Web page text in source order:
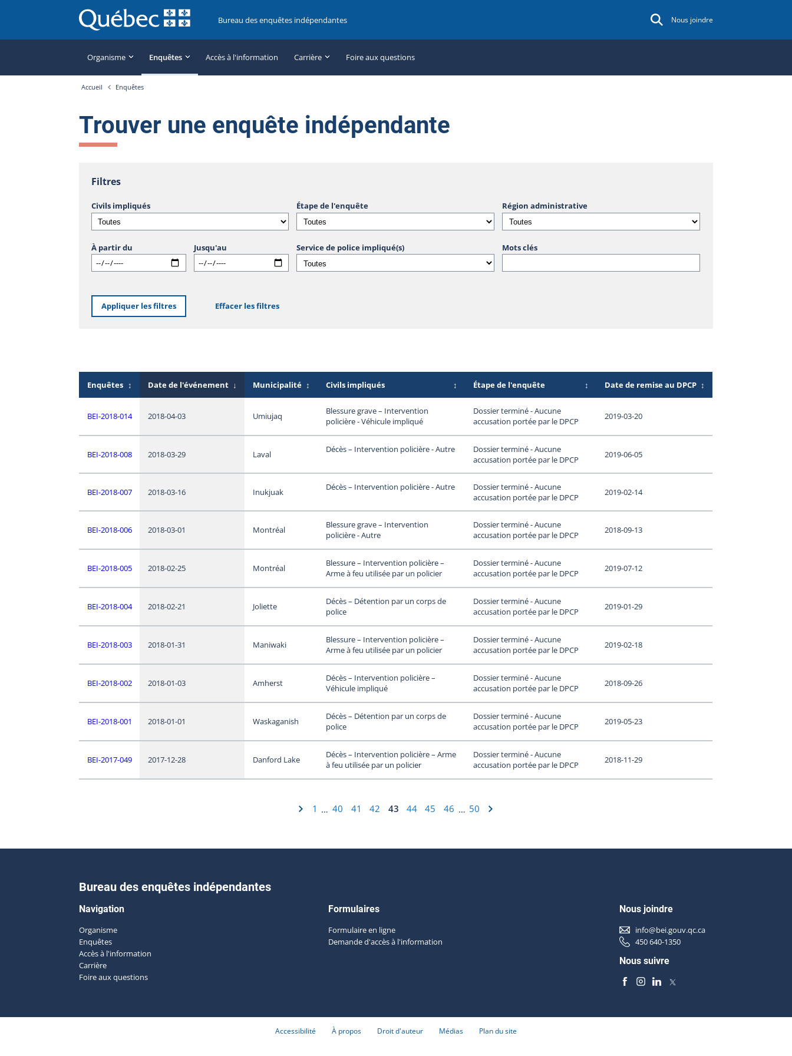
Bureau des enquêtes indépendantes Nous joindre
Organisme Enquêtes Accès à l'information Carrière Foire aux questions
Accueil Enquêtes
Trouver une enquête indépendante
Filtres
Civils impliqués Étape de l'enquête Région administrative
À partir du Jusqu'au Service de police impliqué(s) Mots clés
Appliquer les filtres Effacer les filtres
Enquêtes ↕ Date de l'événement ↓ Municipalité ↕ Civils impliqués ↕ Étape de l'enquête ↕ Date de remise au DPCP ↕
BEI-2018-014 2018-04-03 Umiujaq
Blessure grave – Intervention
policière - Véhicule impliqué
Dossier terminé - Aucune
accusation portée par le DPCP
2019-03-20
BEI-2018-008 2018-03-29 Laval Décès – Intervention policière - Autre
Dossier terminé - Aucune
accusation portée par le DPCP
2019-06-05
BEI-2018-007 2018-03-16 Inukjuak Décès – Intervention policière - Autre
Dossier terminé - Aucune
accusation portée par le DPCP
2019-02-14
BEI-2018-006 2018-03-01 Montréal
Blessure grave – Intervention
policière - Autre
Dossier terminé - Aucune
accusation portée par le DPCP
2018-09-13
BEI-2018-005 2018-02-25 Montréal
Blessure – Intervention policière –
Arme à feu utilisée par un policier
Dossier terminé - Aucune
accusation portée par le DPCP
2019-07-12
BEI-2018-004 2018-02-21 Joliette
Décès – Détention par un corps de
police
Dossier terminé - Aucune
accusation portée par le DPCP
2019-01-29
BEI-2018-003 2018-01-31 Maniwaki
Blessure – Intervention policière –
Arme à feu utilisée par un policier
Dossier terminé - Aucune
accusation portée par le DPCP
2019-02-18
BEI-2018-002 2018-01-03 Amherst
Décès – Intervention policière –
Véhicule impliqué
Dossier terminé - Aucune
accusation portée par le DPCP
2018-09-26
BEI-2018-001 2018-01-01 Waskaganish
Décès – Détention par un corps de
police
Dossier terminé - Aucune
accusation portée par le DPCP
2019-05-23
BEI-2017-049 2017-12-28 Danford Lake
Décès – Intervention policière – Arme
à feu utilisée par un policier
Dossier terminé - Aucune
accusation portée par le DPCP
2018-11-29
1 … 40 41 42 43 44 45 46 … 50
Bureau des enquêtes indépendantes
Navigation
Organisme
Enquêtes
Accès à l'information
Carrière
Foire aux questions
Formulaires
Formulaire en ligne
Demande d'accès à l'information
Nous joindre
info@bei.gouv.qc.ca
450 640-1350
Nous suivre
Accessibilité À propos Droit d'auteur Médias Plan du site